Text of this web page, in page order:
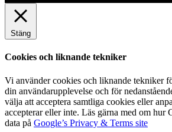
Stäng
Cookies och liknande tekniker
Vi använder cookies och liknande tekniker
din användarupplevelse och för
välja att acceptera samtliga cookies eller
accepterar eller inte. Läs gärna med om hur
data på Google’s Privacy & Terms site